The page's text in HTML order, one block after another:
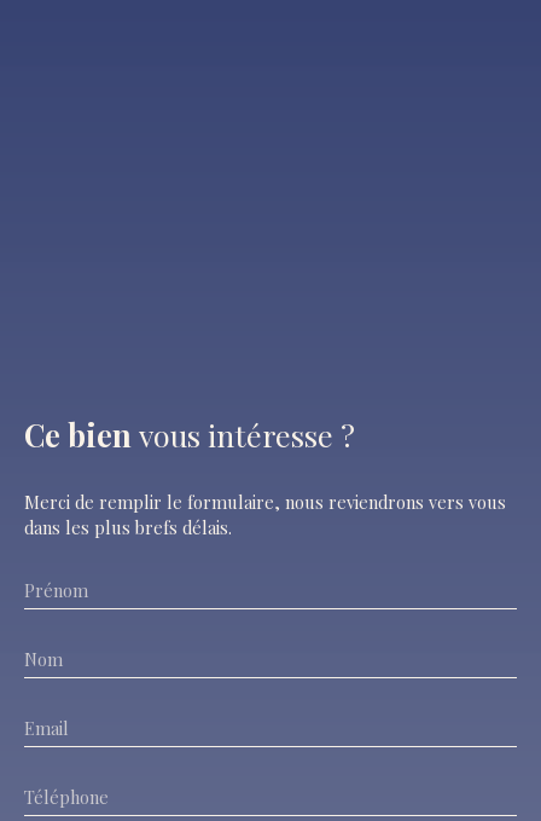
Ce bien vous intéresse ?
Merci de remplir le formulaire, nous reviendrons vers vous
dans les plus brefs délais.
Prénom
Nom
Email
Téléphone